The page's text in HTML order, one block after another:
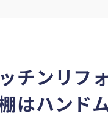
チンリフ
はハンド